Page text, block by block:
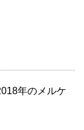
年のメルケ